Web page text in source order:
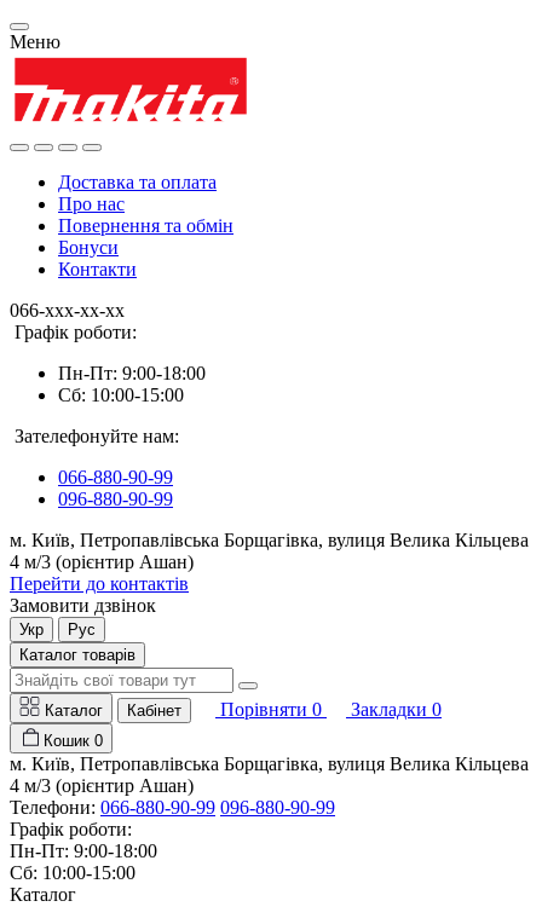
Меню
Доставка та оплата
Про нас
Повернення та обмін
Бонуси
Контакти
066-xxx-xx-xx
Графік роботи:
Пн-Пт: 9:00-18:00
Сб: 10:00-15:00
Зателефонуйте нам:
066-880-90-99
096-880-90-99
м. Київ, Петропавлівська Борщагівка, вулиця Велика Кільцева
4 м/3 (орієнтир Ашан)
Перейти до контактів
Замовити дзвінок
Укр
Рус
Каталог товарів
Каталог Кабінет Порівняти 0 Закладки 0
Кошик 0
м. Київ, Петропавлівська Борщагівка, вулиця Велика Кільцева
4 м/3 (орієнтир Ашан)
Телефони: 066-880-90-99 096-880-90-99
Графік роботи:
Пн-Пт: 9:00-18:00
Сб: 10:00-15:00
Каталог